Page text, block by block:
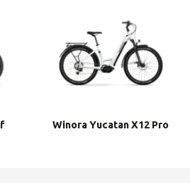
Winora Yucatan X12 Pro